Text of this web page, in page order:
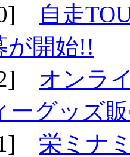
自走
が開始!!
オンラ
ーグッズ
栄ミナ